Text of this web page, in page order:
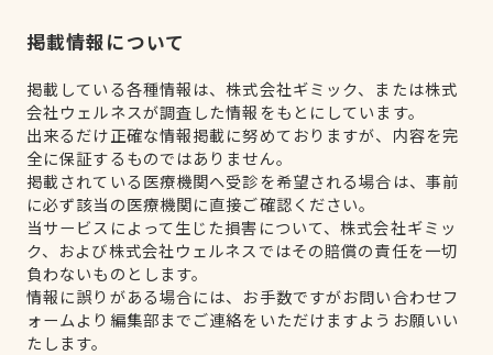
掲載情報について
掲載している各種情報は、株式会社ギミック、または株式
会社ウェルネスが調査した情報をもとにしています。
出来るだけ正確な情報掲載に努めておりますが、内容を完
全に保証するものではありません。
掲載されている医療機関へ受診を希望される場合は、事前
に必ず該当の医療機関に直接ご確認ください。
当サービスによって生じた損害について、株式会社ギミッ
ク、および株式会社ウェルネスではその賠償の責任を一切
負わないものとします。
情報に誤りがある場合には、お手数ですがお問い合わせフ
ォームより編集部までご連絡をいただけますようお願いい
たします。